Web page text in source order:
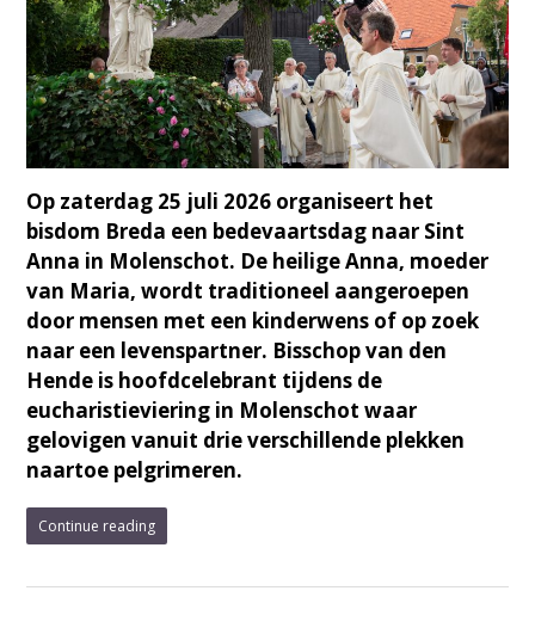
Op zaterdag 25 juli 2026 organiseert het
bisdom Breda een bedevaartsdag naar Sint
Anna in Molenschot. De heilige Anna, moeder
van Maria, wordt traditioneel aangeroepen
door mensen met een kinderwens of op zoek
naar een levenspartner. Bisschop van den
Hende is hoofdcelebrant tijdens de
eucharistieviering in Molenschot waar
gelovigen vanuit drie verschillende plekken
naartoe pelgrimeren.
Continue reading